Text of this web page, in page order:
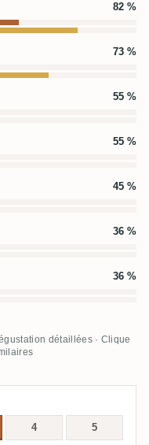
82 %
73 %
55 %
55 %
45 %
36 %
36 %
détaillées · Clique
4 5